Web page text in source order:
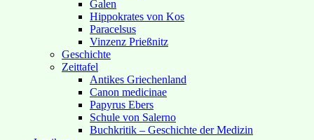
Galen
Hippokrates von Kos
Paracelsus
Vinzenz Prießnitz
Geschichte
Zeittafel
Antikes Griechenland
Canon medicinae
Papyrus Ebers
Schule von Salerno
Buchkritik – Geschichte der Medizin